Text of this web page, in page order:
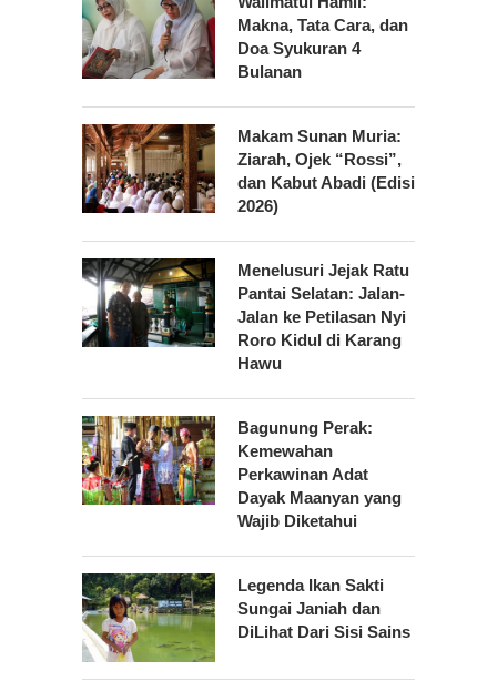
Makna, Tata Cara, dan
Doa Syukuran 4
Bulanan
Makam Sunan Muria:
Ziarah, Ojek “Rossi”,
dan Kabut Abadi (Edisi
2026)
Menelusuri Jejak Ratu
Pantai Selatan: Jalan-
Jalan ke Petilasan Nyi
Roro Kidul di Karang
Hawu
Bagunung Perak:
Kemewahan
Perkawinan Adat
Dayak Maanyan yang
Wajib Diketahui
Legenda Ikan Sakti
Sungai Janiah dan
DiLihat Dari Sisi Sains